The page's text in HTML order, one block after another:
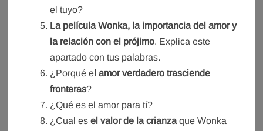
el tuyo?
La película Wonka, la importancia del amor y
la relación con el prójimo. Explica este
apartado con tus palabras.
¿Porqué e l amor verdadero trasciende
fronteras?
¿Qué es el amor para tí?
¿Cual esel valor de la crianzaque Wonka